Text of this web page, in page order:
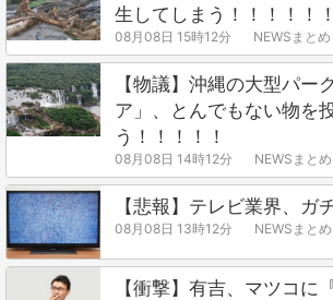
生してしまう！！！！！
08月08日 15時12分 NEWSまと
【物議】沖縄の大型パー
ア」、とんでもない物を
う！！！！！
08月08日 14時12分 NEWSまと
【悲報】テレビ業界、ガ
08月08日 13時12分 NEWSまと
【衝撃】有吉、マツコに